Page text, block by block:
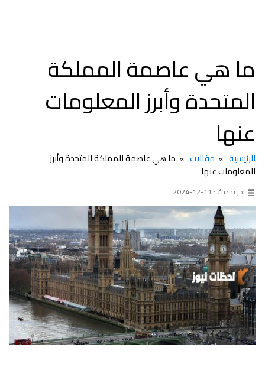
ما هي عاصمة المملكة
المتحدة وأبرز المعلومات
عنها
الرئيسية مقالات
ما هي عاصمة المملكة المتحدة وأبرز
المعلومات عنها
اخر تحديث : 11-12-2024